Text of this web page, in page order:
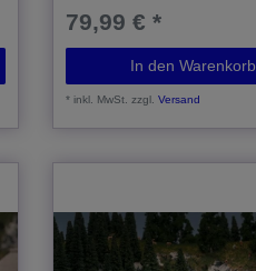
79,99 € *
In den Warenkorb
*inkl. MwSt. zzgl.Versand